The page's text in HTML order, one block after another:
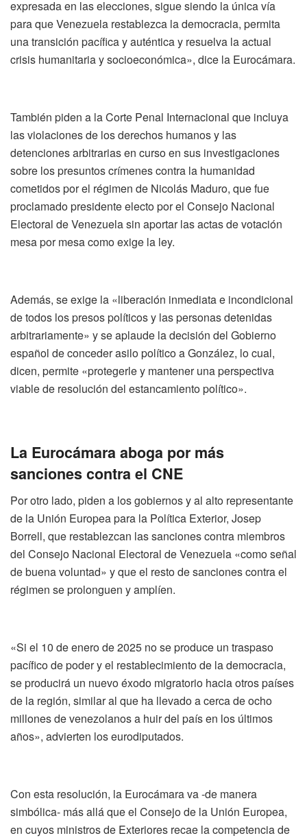
expresada en las elecciones, sigue siendo la única vía
para que Venezuela restablezca la democracia, permita
una transición pacífica y auténtica y resuelva la actual
crisis humanitaria y socioeconómica», dice la Eurocámara.
También piden a la Corte Penal Internacional que incluya
las violaciones de los derechos humanos y las
detenciones arbitrarias en curso en sus investigaciones
sobre los presuntos crímenes contra la humanidad
cometidos por el régimen de Nicolás Maduro, que fue
proclamado presidente electo por el Consejo Nacional
Electoral de Venezuela sin aportar las actas de votación
mesa por mesa como exige la ley.
Además, se exige la «liberación inmediata e incondicional
de todos los presos políticos y las personas detenidas
arbitrariamente» y se aplaude la decisión del Gobierno
español de conceder asilo político a González, lo cual,
dicen, permite «protegerle y mantener una perspectiva
viable de resolución del estancamiento político».
La Eurocámara aboga por más
sanciones contra el CNE
Por otro lado, piden a los gobiernos y al alto representante
de la Unión Europea para la Política Exterior, Josep
Borrell, que restablezcan las sanciones contra miembros
del Consejo Nacional Electoral de Venezuela «como señal
de buena voluntad» y que el resto de sanciones contra el
régimen se prolonguen y amplíen.
«Si el 10 de enero de 2025 no se produce un traspaso
pacífico de poder y el restablecimiento de la democracia,
se producirá un nuevo éxodo migratorio hacia otros países
de la región, similar al que ha llevado a cerca de ocho
millones de venezolanos a huir del país en los últimos
años», advierten los eurodiputados.
Con esta resolución, la Eurocámara va -de manera
simbólica- más allá que el Consejo de la Unión Europea,
en cuyos ministros de Exteriores recae la competencia de